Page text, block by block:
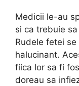
Medicii le-au
si ca trebuie
Rudele fetei
halucinant.
fiica lor sa fi
doreau sa